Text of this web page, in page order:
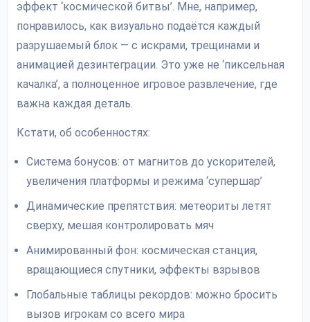
эффект ‘космической битвы’. Мне, например,
понравилось, как визуально подаётся каждый
разрушаемый блок — с искрами, трещинами и
анимацией дезинтеграции. Это уже не ‘пиксельная
качалка’, а полноценное игровое развлечение, где
важна каждая деталь.
Кстати, об особенностях:
Система бонусов: от магнитов до ускорителей,
увеличения платформы и режима ‘супершар’
Динамические препятствия: метеориты летят
сверху, мешая контролировать мяч
Анимированный фон: космическая станция,
вращающиеся спутники, эффекты взрывов
Глобальные таблицы рекордов: можно бросить
вызов игрокам со всего мира